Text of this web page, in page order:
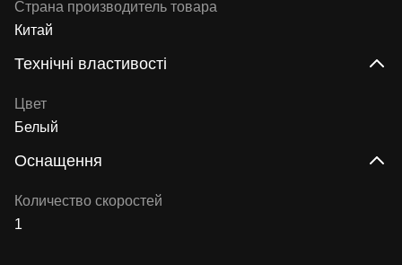
Страна производитель товара
Китай
Технічні властивості
Цвет
Белый
Оснащення
Количество скоростей
1